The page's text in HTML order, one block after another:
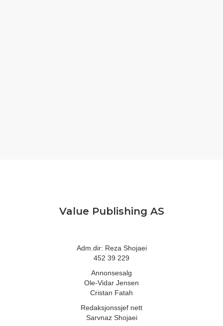
Value Publishing AS
Adm.dir: Reza Shojaei
452 39 229
Annonsesalg
Ole-Vidar Jensen
Cristan Fatah
Redaksjonssjef nett
Sarvnaz Shojaei